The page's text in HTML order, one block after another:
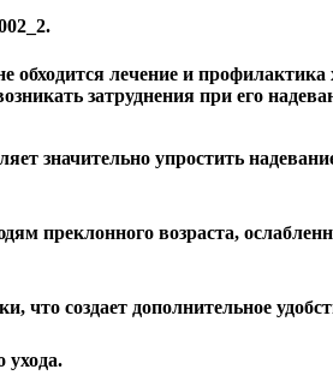
обходится лечение и
затруднения при его
значительно упростить
преклонного возраста,
создает дополнительное
ухода.